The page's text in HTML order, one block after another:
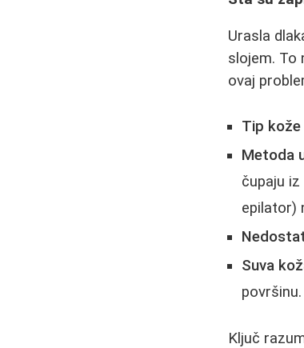
Urasla
slojem. To
ovaj
Tip kože
Metoda
čupaju
epilator)
Suva
površinu.
Ključ